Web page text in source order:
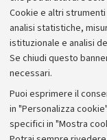
Cookie e altri
analisi statistiche,
istituzionale e analisi
Se chiudi questo
necessari.
Puoi esprimere il
in "Personalizza
specifici in "Mostra